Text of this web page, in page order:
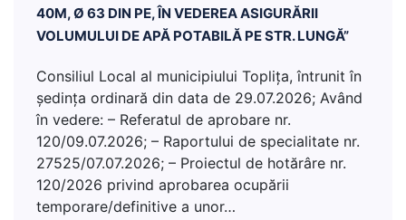
40M, Ø 63 DIN PE, ÎN VEDEREA ASIGURĂRII
VOLUMULUI DE APĂ POTABILĂ PE STR. LUNGĂ”
Consiliul Local al municipiului Topliţa, întrunit în
şedinţa ordinară din data de 29.07.2026; Având
în vedere: – Referatul de aprobare nr.
120/09.07.2026; – Raportului de specialitate nr.
27525/07.07.2026; – Proiectul de hotărâre nr.
120/2026 privind aprobarea ocupării
temporare/definitive a unor…